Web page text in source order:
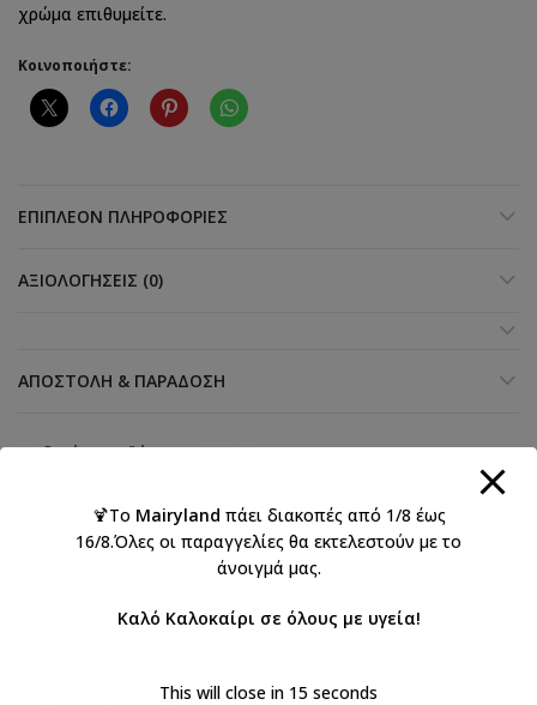
χρώμα επιθυμείτε.
Κοινοποιήστε:
ΕΠΙΠΛΈΟΝ ΠΛΗΡΟΦΟΡΊΕΣ
ΑΞΙΟΛΟΓΉΣΕΙΣ (0)
ΑΠΟΣΤΟΛΉ & ΠΑΡΆΔΟΣΗ
Κωδικός προϊόντος:ΜΝ023
,
Βαπτιστικά, Μαρτυρικά, Μαρτυρικά βάπτισης για Αγόρια
Μαρτυρικά βάπτισης για κορίτσι,
Μαρτυρικά βάπτισης οικογένειας
Μαρτυρικό κορίτσια
🍹Το Mairyland πάει διακοπές από 1/8 έως
16/8.Όλες οι παραγγελίες θα εκτελεστούν με το
άνοιγμά μας.
Καλό Καλοκαίρι σε όλους με υγεία!
This will close in 15 seconds